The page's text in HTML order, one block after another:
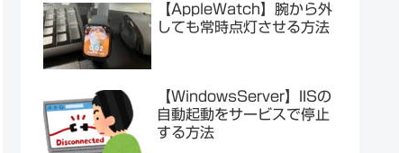
【AppleWatch】腕から外
しても常時点灯させる方法
【WindowsServer】IISの
自動起動をサービスで停止
する方法